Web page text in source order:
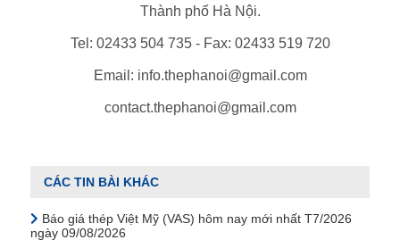
Thành phố Hà Nội.
Tel: 02433 504 735 - Fax: 02433 519 720
Email: info.thephanoi@gmail.com
contact.thephanoi@gmail.com
CÁC TIN BÀI KHÁC
Báo giá thép Việt Mỹ (VAS) hôm nay mới nhất T7/2026
ngày 09/08/2026